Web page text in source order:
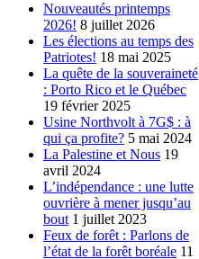
Nouveautés printemps
2026! 8 juillet 2026
Les élections au temps des
Patriotes! 18 mai 2025
La quête de la souveraineté
: Porto Rico et le Québec
19 février 2025
Usine Northvolt à 7G$ : à
qui ça profite? 5 mai 2024
La Palestine et Nous 19
avril 2024
L’indépendance : une lutte
ouvrière à mener jusqu’au
bout 1 juillet 2023
Feux de forêt : Parlons de
l’état de la forêt boréale 11